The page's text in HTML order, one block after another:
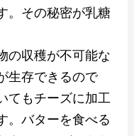
。その秘密が乳糖
の収穫が不可能な
生存できるので
てもチーズに加工
。バターを食べる